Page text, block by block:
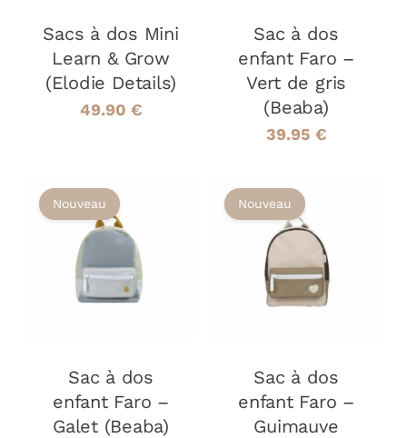
Sacs à dos Mini
Learn & Grow
(Elodie Details)
49.90 €
Sac à dos
enfant Faro –
Vert de gris
(Beaba)
39.95 €
AJOUTER AU
PANIER
DÉTAILS
Nouveau
Sac à dos
enfant Faro –
Galet (Beaba)
AJOUTER AU
PANIER
/
DÉTAILS
Nouveau
Sac à dos
enfant Faro –
Guimauve